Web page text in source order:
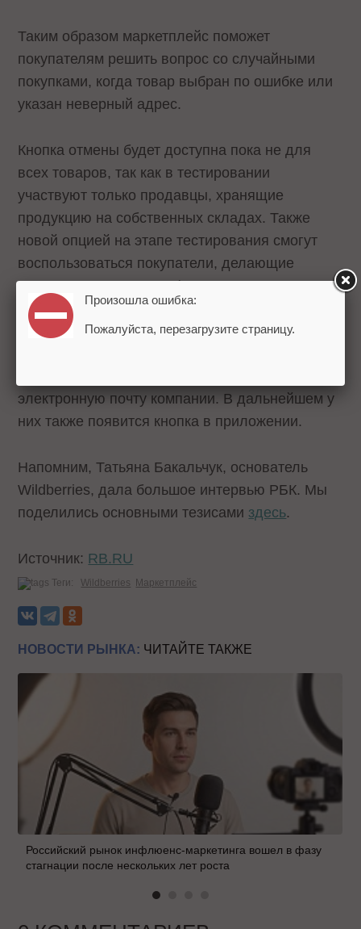
Таким образом маркетплейс поможет
покупателям решить вопрос со случайными
покупками, когда товар выбран по ошибке или
указан неверный адрес.
Кнопка отмены будет доступна пока не для
всех товаров, так как в тестировании
участвуют только продавцы, хранящие
продукцию на собственных складах. Также
новой опцией на этапе тестирования смогут
воспользоваться покупатели, делающие
покупки по постоплате (80% клиентов
маркетплейса).
электронную почту компании. В дальнейшем у
них также появится кнопка в приложении.
Напомним, Татьяна Бакальчук, основатель
Wildberries, дала большое интервью РБК. Мы
поделились основными тезисами здесь.
Источник: RB.RU
Теги: Wildberries Маркетплейс
НОВОСТИ РЫНКА: ЧИТАЙТЕ ТАКЖЕ
Российский рынок инфлюенс-маркетинга вошел в фазу
стагнации после нескольких лет роста
Произошла ошибка:
Пожалуйста, перезагрузите страницу.